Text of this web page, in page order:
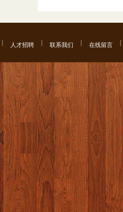
人才招聘 联系我们 在线留言